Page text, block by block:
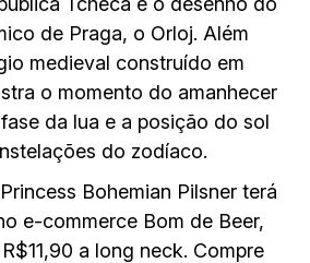
de Praga, o Orloj. Além
medieval construído em
o momento do amanhecer
da lua e a posição do sol
do zodíaco.
Bohemian Pilsner terá
e-commerce Bom de Beer,
a long neck. Compre